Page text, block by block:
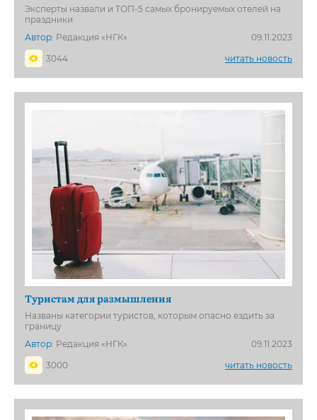
Эксперты назвали и ТОП-5 самых бронируемых отелей на
праздники
Автор: Редакция «НГК»
09.11.2023
3044
читать новость
Туристам для размышления
Названы категории туристов, которым опасно ездить за
границу
Автор: Редакция «НГК»
09.11.2023
3000
читать новость